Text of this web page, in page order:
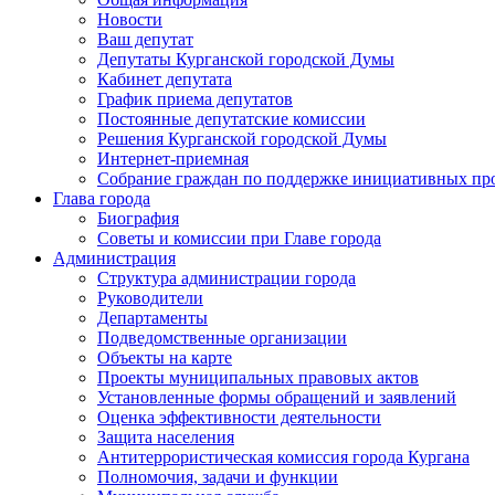
Новости
Ваш депутат
Депутаты Курганской городской Думы
Кабинет депутата
График приема депутатов
Постоянные депутатские комиссии
Решения Курганской городской Думы
Интернет-приемная
Собрание граждан по поддержке инициативных
Глава города
Биография
Советы и комиссии при Главе города
Администрация
Структура администрации города
Руководители
Департаменты
Подведомственные организации
Объекты на карте
Проекты муниципальных правовых актов
Установленные формы обращений и заявлений
Оценка эффективности деятельности
Защита населения
Антитеррористическая комиссия города Кургана
Полномочия, задачи и функции